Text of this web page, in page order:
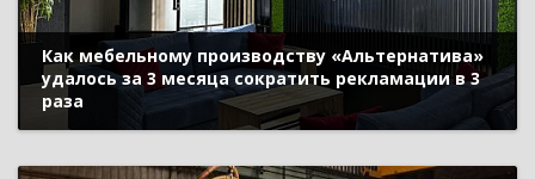
Как мебельному производству «Альтернатива»
удалось за 3 месяца сократить рекламации в 3
раза